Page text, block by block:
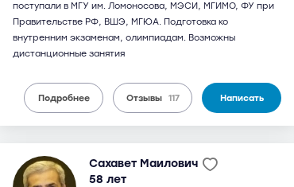
поступали в МГУ им. Ломоносова, МЭСИ, МГИМО, ФУ при
Правительстве РФ, ВШЭ, МГЮА. Подготовка ко
внутренним экзаменам, олимпиадам. Возможны
дистанционные занятия
Подробнее Отзывы 117 Написать
Сахавет Маилович
58 лет